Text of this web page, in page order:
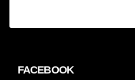
FACEBOOK